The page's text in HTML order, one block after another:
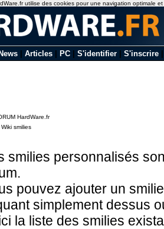
News Articles PC S'identifier S'inscrire
HardWare.fr
Wiki smilies
smilies personnalisés
pouvez ajouter un
simplement dessus
la liste des smilies
utilise des cookies pour une navigation optimale